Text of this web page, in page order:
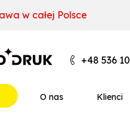
O nas Klienci
+48 536